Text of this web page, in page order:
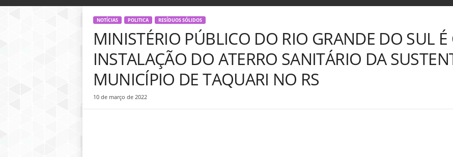
o
NOTÍCIAS POLITICA RESÍDUOS SÓLIDOS
MINISTÉRIO PÚBLICO DO RIO GRANDE DO SUL É
INSTALAÇÃO DO ATERRO SANITÁRIO DA
MUNICÍPIO DE TAQUARI NO RS
10 de março de 2022